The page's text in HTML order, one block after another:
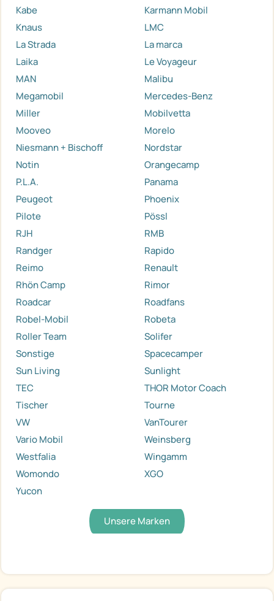
Kabe
Karmann Mobil
Knaus
LMC
La Strada
La marca
Laika
Le Voyageur
MAN
Malibu
Megamobil
Mercedes-Benz
Miller
Mobilvetta
Mooveo
Morelo
Niesmann + Bischoff
Nordstar
Notin
Orangecamp
P.L.A.
Panama
Peugeot
Phoenix
Pilote
Pössl
RJH
RMB
Randger
Rapido
Reimo
Renault
Rhön Camp
Rimor
Roadcar
Roadfans
Robel-Mobil
Robeta
Roller Team
Solifer
Sonstige
Spacecamper
Sun Living
Sunlight
TEC
THOR Motor Coach
Tischer
Tourne
VW
VanTourer
Vario Mobil
Weinsberg
Westfalia
Wingamm
Womondo
XGO
Yucon
Unsere Marken